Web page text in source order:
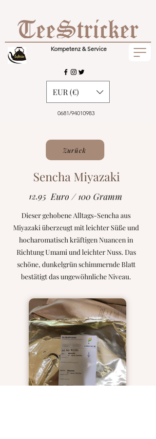
Kompetenz & Service
0681/94010983
EUR (€)
Zurück
Sencha Miyazaki
12.95 Euro / 100 Gramm
Dieser gehobene Alltags-Sencha aus
Miyazaki überzeugt mit leichter Süße und
hocharomatisch kräftigen Nuancen in
Richtung Umami und leichter Nuss. Das
schöne, dunkelgrün schimmernde Blatt
bestätigt das ungewöhnliche Niveau.